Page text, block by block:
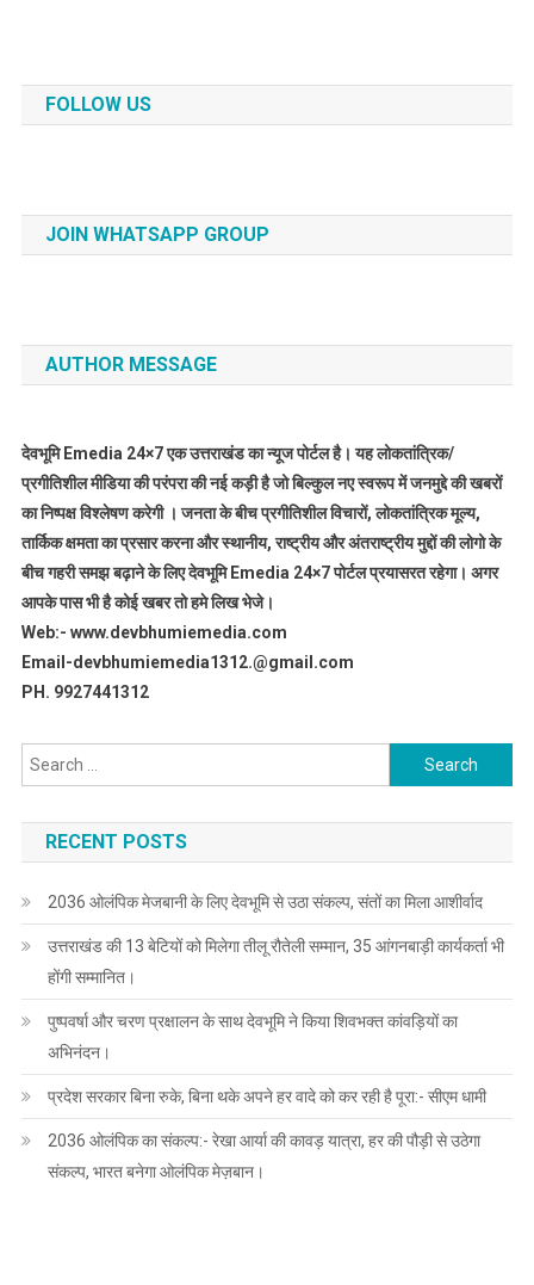
FOLLOW US
JOIN WHATSAPP GROUP
AUTHOR MESSAGE
देवभूमि Emedia 24×7 एक उत्तराखंड का न्यूज पोर्टल है। यह लोकतांत्रिक/
प्रगीतिशील मीडिया की परंपरा की नई कड़ी है जो बिल्कुल नए स्वरूप में जनमुद्दे की खबरों
का निष्पक्ष विश्लेषण करेगी । जनता के बीच प्रगीतिशील विचारों, लोकतांत्रिक मूल्य,
तार्किक क्षमता का प्रसार करना और स्थानीय, राष्ट्रीय और अंतराष्ट्रीय मुद्दों की लोगो के
बीच गहरी समझ बढ़ाने के लिए देवभूमि Emedia 24×7 पोर्टल प्रयासरत रहेगा। अगर
आपके पास भी है कोई खबर तो हमे लिख भेजे।
Web:- www.devbhumiemedia.com
Email-devbhumiemedia1312.@gmail.com
PH. 9927441312
Search
for:
RECENT POSTS
2036 ओलंपिक मेजबानी के लिए देवभूमि से उठा संकल्प, संतों का मिला आशीर्वाद
उत्तराखंड की 13 बेटियों को मिलेगा तीलू रौतेली सम्मान, 35 आंगनबाड़ी कार्यकर्ता भी
होंगी सम्मानित।
पुष्पवर्षा और चरण प्रक्षालन के साथ देवभूमि ने किया शिवभक्त कांवड़ियों का
अभिनंदन।
प्रदेश सरकार बिना रुके, बिना थके अपने हर वादे को कर रही है पूरा:- सीएम धामी
2036 ओलंपिक का संकल्प:- रेखा आर्या की कावड़ यात्रा, हर की पौड़ी से उठेगा
संकल्प, भारत बनेगा ओलंपिक मेज़बान।